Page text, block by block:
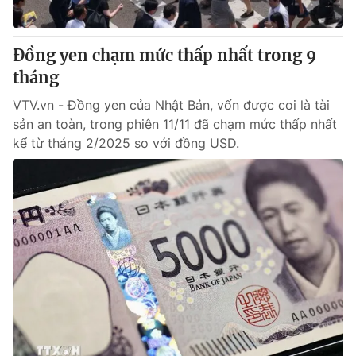
Đồng yen chạm mức thấp nhất trong 9
tháng
VTV.vn - Đồng yen của Nhật Bản, vốn được coi là tài
sản an toàn, trong phiên 11/11 đã chạm mức thấp nhất
kể từ tháng 2/2025 so với đồng USD.